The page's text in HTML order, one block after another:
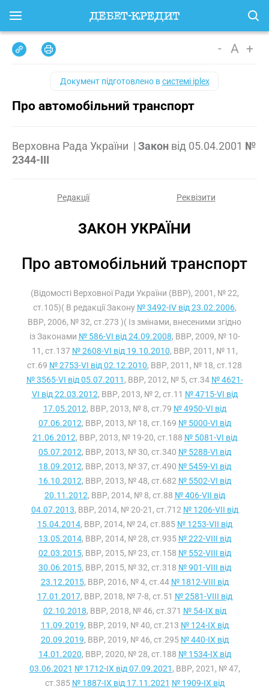
- A +
Документ підготовлено всистемі iplex
Про автомобільний транспорт
Верховна Рада України | Закон від 05.04.2001 №
2344-III
Редакції Реквізити
ЗАКОН УКРАЇНИ
Про автомобільний транспорт
(Відомості Верховної Ради України (ВВР), 2001, № 22,
ст.105)( В редакції Закону № 3492-IV від 23.02.2006,
ВВР, 2006, № 32, ст.273 )( Із змінами, внесеними згідно
із Законами № 586-VI від 24.09.2008, ВВР, 2009, № 10-
11, ст.137 № 2608-VI від 19.10.2010, ВВР, 2011, № 11,
ст.69 № 2753-VI від 02.12.2010, ВВР, 2011, № 18, ст.128
№ 3565-VI від 05.07.2011 , ВВР, 2012, № 5, ст.34 № 4621-
VI від 22.03.2012, ВВР, 2013, № 2, ст.11 № 4715-VI від
17.05.2012, ВВР, 2013, № 8, ст.79 № 4950-VI від
07.06.2012, ВВР, 2013, № 18, ст.169 № 5000-VI від
21.06.2012, ВВР, 2013, № 19-20, ст.188 № 5081-VI від
05.07.2012, ВВР, 2013, № 30, ст.340 № 5288-VI від
18.09.2012, ВВР, 2013, № 37, ст.490 № 5459-VI від
16.10.2012, ВВР, 2013, № 48, ст.682 № 5502-VI від
20.11.2012, ВВР, 2014, № 8, ст.88 № 406-VII від
04.07.2013, ВВР, 2014, № 20-21, ст.712 № 1206-VII від
15.04.2014, ВВР, 2014, № 24, ст.885 № 1253-VII від
13.05.2014, ВВР, 2014, № 28, ст.935 № 222-VIII від
02.03.2015, ВВР, 2015, № 23, ст.158 № 552-VIII від
30.06.2015, ВВР, 2015, № 32, ст.318 № 901-VIII від
23.12.2015, ВВР, 2016, № 4, ст.44 № 1812-VIII від
17.01.2017, ВВР, 2018, № 7-8, ст.51 № 2581-VIII від
02.10.2018, ВВР, 2018, № 46, ст.371 № 54-IX від
11.09.2019, ВВР, 2019, № 40, ст.213 № 124-IX від
20.09.2019, ВВР, 2019, № 46, ст.295 № 440-IX від
14.01.2020, ВВР, 2020, № 28, ст.188 № 1534-IX від
03.06.2021 № 1712-IX від 07.09.2021 , ВВР, 2021, № 47,
ст.385 № 1887-IX від 17.11.2021 № 1909-IX від